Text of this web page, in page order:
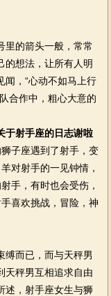
的箭头一般，常常
的想法，让所有人明
闻，“心动不如马上行
合作中，粗心大意的
于射手座的日志谢啦
子座遇到了射手，变
对射手的一见钟情，
手，有时也会受伤，
喜欢挑战，冒险，神
而已，而与天秤男
天秤男互相追求自由
述，射手座女生与狮